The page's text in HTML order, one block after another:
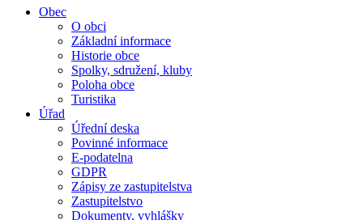
Obec
O obci
Základní informace
Historie obce
Spolky, sdružení, kluby
Poloha obce
Turistika
Úřad
Úřední deska
Povinné informace
E-podatelna
GDPR
Zápisy ze zastupitelstva
Zastupitelstvo
Dokumenty, vyhlášky